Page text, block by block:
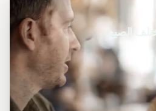
الصيغ